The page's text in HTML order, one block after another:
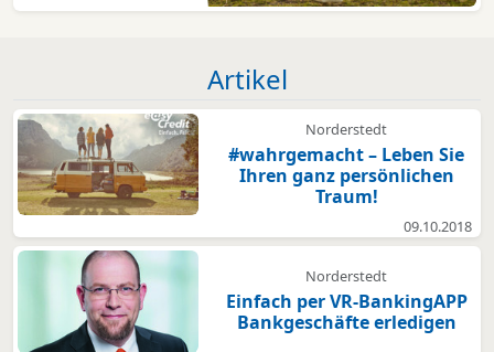
Artikel
Norderstedt
#wahrgemacht – Leben Sie
Ihren ganz persönlichen
Traum!
09.10.2018
Norderstedt
Einfach per VR-BankingAPP
Bankgeschäfte erledigen